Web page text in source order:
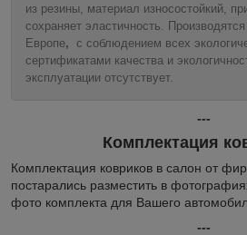
из резины, материал износостойкий,
сохраняет эластичность. Производятся
Европе, с соблюдением всех
сертификатами качества и
эксплуатации отсутствует.
---
Комплектация
Комплектация ковриков в салон от
постарались разместить в
фото комплекта для Вашего
---